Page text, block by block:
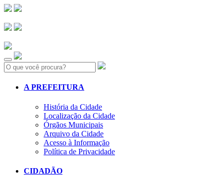
Search:
A PREFEITURA
História da Cidade
Localização da Cidade
Órgãos Municipais
Arquivo da Cidade
Acesso à Informação
Política de Privacidade
CIDADÃO